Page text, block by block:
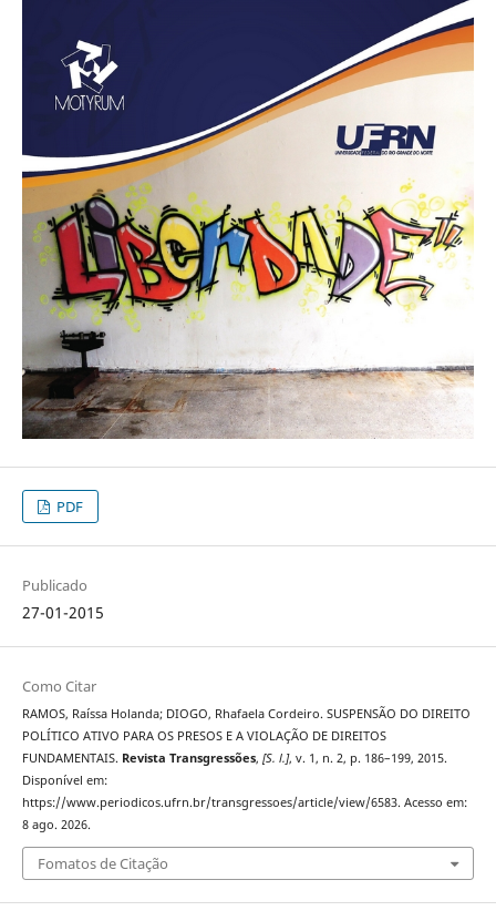
PDF
Publicado
27-01-2015
Como Citar
RAMOS, Raíssa Holanda; DIOGO, Rhafaela Cordeiro. SUSPENSÃO DO DIREITO
POLÍTICO ATIVO PARA OS PRESOS E A VIOLAÇÃO DE DIREITOS
FUNDAMENTAIS. Revista Transgressões, [S. l.], v. 1, n. 2, p. 186–199, 2015.
Disponível em:
https://www.periodicos.ufrn.br/transgressoes/article/view/6583. Acesso em:
8 ago. 2026.
Fomatos de Citação